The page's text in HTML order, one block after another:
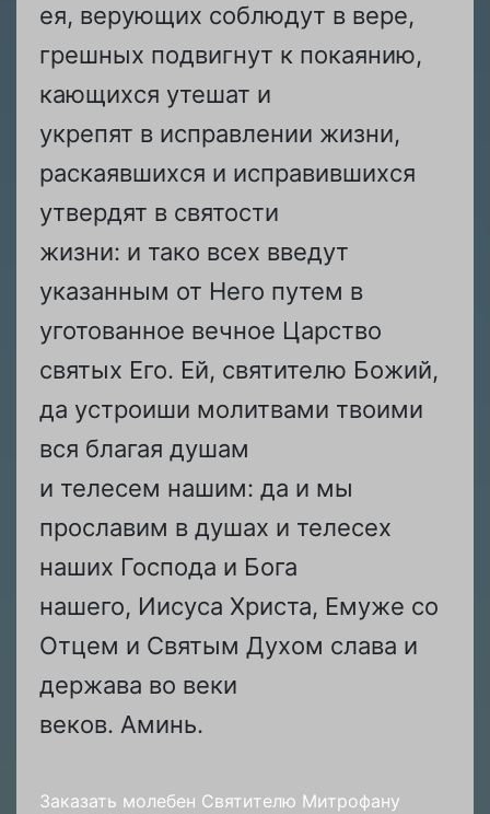
ея, верующих соблюдут в вере,
грешных подвигнут к покаянию,
кающихся утешат и
укрепят в исправлении жизни,
раскаявшихся и исправившихся
утвердят в святости
жизни: и тако всех введут
указанным от Него путем в
уготованное вечное Царство
святых Его. Ей, святителю Божий,
да устроиши молитвами твоими
вся благая душам
и телесем нашим: да и мы
прославим в душах и телесех
наших Господа и Бога
нашего, Иисуса Христа, Емуже со
Отцем и Святым Духом слава и
держава во веки
веков. Аминь.
Заказать молебен Святителю Митрофану